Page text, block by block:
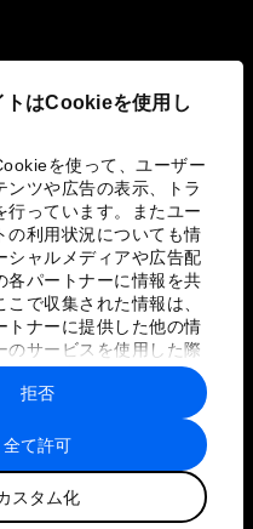
トはCookieを使用し
を使って、ユーザー
ンツや広告の表示、トラ
行っています。またユー
の利用状況についても情
シャルメディアや広告配
各パートナーに情報を共
で収集された情報は、
トナーに提供した他の情
のサービスを使用した際
と組み合わされ、各パー
されることがありま
全て許可
スタム化
拒否
ーと利用規約
ップ
フォーラム